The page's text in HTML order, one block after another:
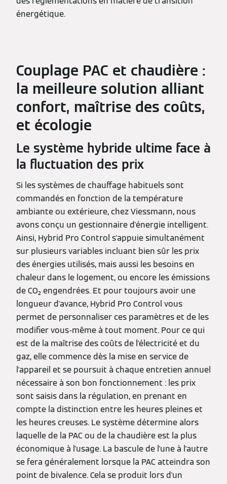
énergétique.
Couplage PAC et chaudière :
la meilleure solution alliant
confort, maîtrise des coûts,
et écologie
Le système hybride ultime face à
la fluctuation des prix
Si les systèmes de chauffage habituels sont
commandés en fonction de la température
ambiante ou extérieure, chez Viessmann, nous
avons conçu un gestionnaire d'énergie intelligent.
Ainsi, Hybrid Pro Control s'appuie simultanément
sur plusieurs variables incluant bien sûr les prix
des énergies utilisés, mais aussi les besoins en
chaleur dans le logement, ou encore les émissions
de CO₂ engendrées. Et pour toujours avoir une
longueur d'avance, Hybrid Pro Control vous
permet de personnaliser ces paramètres et de les
modifier vous-même à tout moment. Pour ce qui
est de la maîtrise des coûts de l'électricité et du
gaz, elle commence dès la mise en service de
l'appareil et se poursuit à chaque entretien annuel
nécessaire à son bon fonctionnement : les prix
sont saisis dans la régulation, en prenant en
compte la distinction entre les heures pleines et
les heures creuses. Le système détermine alors
laquelle de la PAC ou de la chaudière est la plus
économique à l'usage. La bascule de l'une à l'autre
se fera généralement lorsque la PAC atteindra son
point de bivalence. Cela se produit lors d'un